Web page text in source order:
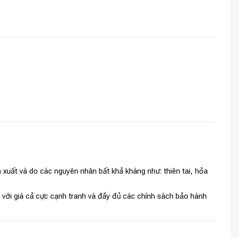
và do các nguyên nhân bất khả kháng như: thiên tai, hỏa
giá cả cực cạnh tranh và đầy đủ các chính sách bảo hành